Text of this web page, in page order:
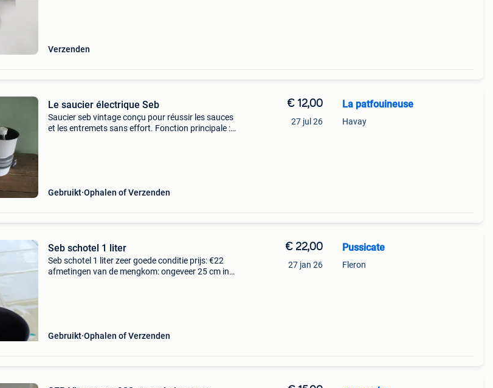
Verzenden
Le saucier électrique Seb
Saucier seb vintage conçu pour réussir les sauces
et les entremets sans effort. Fonction principale :
Gebruikt Ophalen of Verzenden
€ 12,00
27 jul 26
La patfouineuse
Havay
Seb schotel 1 liter
Seb schotel 1 liter zeer goede conditie prijs: €22
afmetingen van de mengkom: ongeveer 25 cm in
Gebruikt Ophalen of Verzenden
€ 22,00
27 jan 26
Pussicate
Fleron